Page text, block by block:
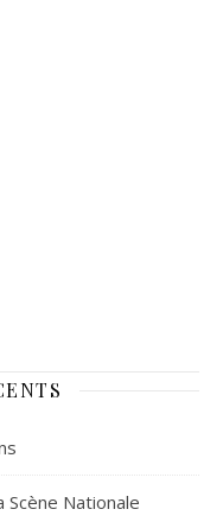
Scène Nationale